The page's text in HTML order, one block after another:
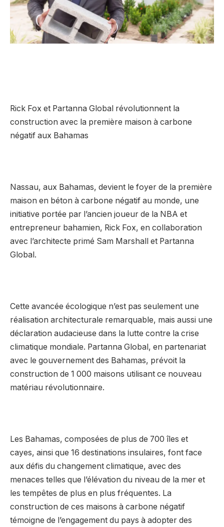
Rick Fox et Partanna Global révolutionnent la
construction avec la première maison à carbone
négatif aux Bahamas
Nassau, aux Bahamas, devient le foyer de la première
maison en béton à carbone négatif au monde, une
initiative portée par l’ancien joueur de la NBA et
entrepreneur bahamien, Rick Fox, en collaboration
avec l’architecte primé Sam Marshall et Partanna
Global.
Cette avancée écologique n’est pas seulement une
réalisation architecturale remarquable, mais aussi une
déclaration audacieuse dans la lutte contre la crise
climatique mondiale. Partanna Global, en partenariat
avec le gouvernement des Bahamas, prévoit la
construction de 1 000 maisons utilisant ce nouveau
matériau révolutionnaire.
Les Bahamas, composées de plus de 700 îles et
cayes, ainsi que 16 destinations insulaires, font face
aux défis du changement climatique, avec des
menaces telles que l’élévation du niveau de la mer et
les tempêtes de plus en plus fréquentes. La
construction de ces maisons à carbone négatif
témoigne de l’engagement du pays à adopter des